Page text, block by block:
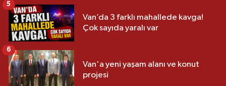
Van’da 3 farklı mahallede kavga!
Çok sayıda yaralı var
5
Van'a yeni yaşam alanı ve konut
projesi
6